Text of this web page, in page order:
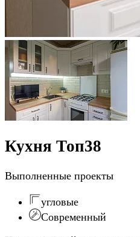
Кухня Топ38
Выполненные проекты
угловые
Современный